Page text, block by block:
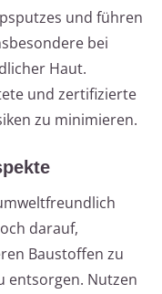
und führen
bei
Haut.
und zertifizierte
zu minimieren.
darauf,
Baustoffen zu
entsorgen. Nutzen